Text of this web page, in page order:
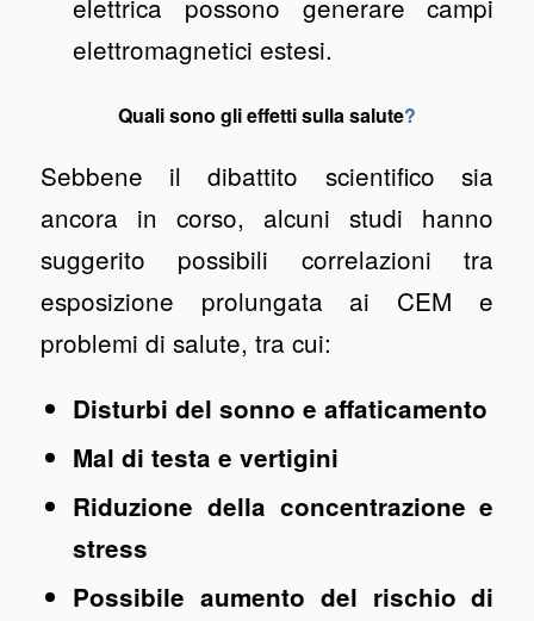
elettromagnetici estesi.
Quali sono gli effetti sulla salute?
Sebbene il dibattito scientifico sia
ancora in corso, alcuni studi hanno
suggerito possibili correlazioni tra
esposizione prolungata ai CEM e
problemi di salute, tra cui:
Disturbi del sonno e affaticamento
Mal di testa e vertigini
Riduzione della concentrazione e
stress
Possibile aumento del rischio di